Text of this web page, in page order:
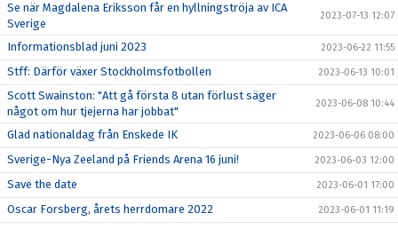
Se när Magdalena Eriksson får en hyllningströja av ICA
Sverige
2023-07-13 12:07
Informationsblad juni 2023 2023-06-22 11:55
Stff: Därför växer Stockholmsfotbollen 2023-06-13 10:01
Scott Swainston: "Att gå första 8 utan förlust säger
något om hur tjejerna har jobbat"
2023-06-08 10:44
Glad nationaldag från Enskede IK 2023-06-06 08:00
Sverige-Nya Zeeland på Friends Arena 16 juni! 2023-06-03 12:00
Save the date 2023-06-01 17:00
Oscar Forsberg, årets herrdomare 2022 2023-06-01 11:19